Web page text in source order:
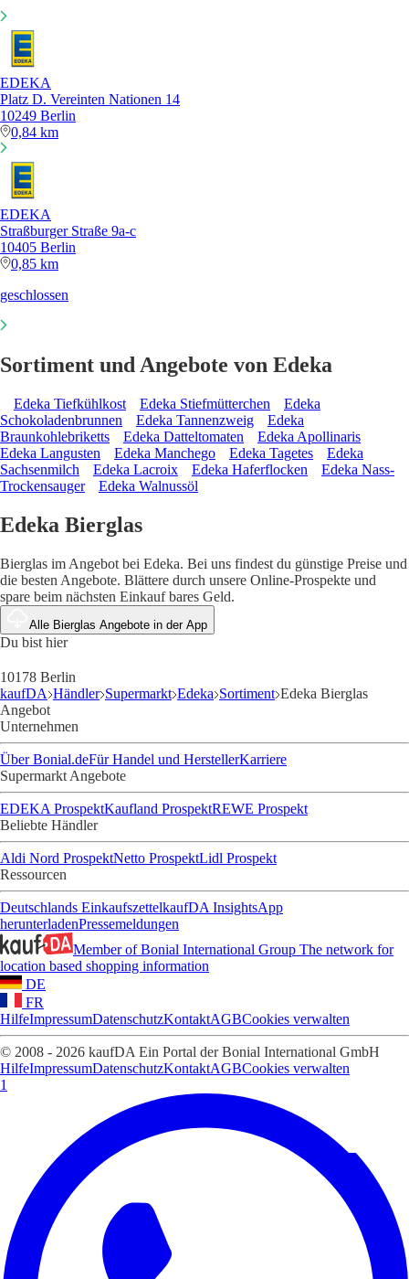
EDEKA
Platz D. Vereinten Nationen 14
10249 Berlin
0,84 km
EDEKA
Straßburger Straße 9a-c
10405 Berlin
0,85 km
geschlossen
Sortiment und Angebote von Edeka
Edeka Tiefkühlkost Edeka Stiefmütterchen
Edeka
Schokoladenbrunnen
Edeka Tannenzweig
Edeka
Braunkohlebriketts
Edeka Datteltomaten
Edeka Apollinaris
Edeka Langusten
Edeka Manchego Edeka Tagetes
Edeka
Sachsenmilch
Edeka Lacroix Edeka Haferflocken
Edeka Nass-
Trockensauger
Edeka Walnussöl
Edeka Bierglas
Bierglas im Angebot bei Edeka. Bei uns findest du günstige Preise und
die besten Angebote. Blättere durch unsere Online-Prospekte und
spare beim nächsten Einkauf bares Geld.
Alle Bierglas Angebote in der App
Du bist hier
10178 Berlin
kaufDA Händler Supermarkt Edeka Sortiment Edeka Bierglas
Angebot
Unternehmen
Über Bonial.deFür Handel und HerstellerKarriere
Supermarkt Angebote
EDEKA ProspektKaufland ProspektREWE Prospekt
Beliebte Händler
Aldi Nord ProspektNetto ProspektLidl Prospekt
Ressourcen
Deutschlands EinkaufszettelkaufDA InsightsApp
herunterladenPressemeldungen
Member of Bonial International Group The network for
location based shopping information
DE
FR
HilfeImpressumDatenschutzKontaktAGBCookies verwalten
© 2008 - 2026 kaufDA Ein Portal der Bonial International GmbH
HilfeImpressumDatenschutzKontaktAGBCookies verwalten
1